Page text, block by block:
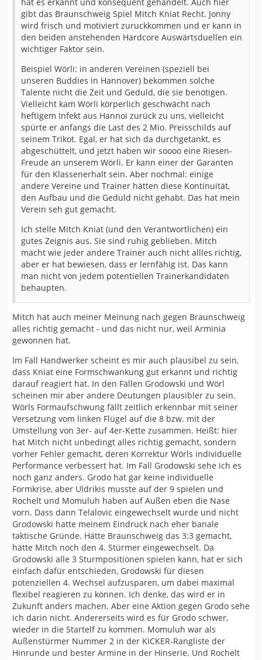
gibt das Braunschweig Spiel Mitch Kniat Recht. Jonny
wird frisch und motiviert zuruckkommen und er kann in
den beiden anstehenden Hardcore Auswärtsduellen ein
wichtiger Faktor sein.
Beispiel Wörli: in anderen Vereinen (speziell bei
unseren Buddies in Hannover) bekommen solche
Talente nicht die Zeit und Geduld, die sie benötigen.
Vielleicht kam Wörli körperlich geschwächt nach
heftigem Infekt aus Hannoi zurück zu uns, vielleicht
spürte er anfangs die Last des 2 Mio. Preisschilds auf
seinem Trikot. Egal, er hat sich da durchgetankt, es
abgeschüttelt, und jetzt haben wir soooo eine Riesen-
Freude an unserem Wörli. Er kann einer der Garanten
für den Klassenerhalt sein. Aber nochmal: einige
andere Vereine und Trainer hätten diese Kontinuität,
den Aufbau und die Geduld nicht gehabt. Das hat mein
Verein seh gut gemacht.
Ich stelle Mitch Kniat (und den Verantwortlichen) ein
gutes Zeignis aus. Sie sind ruhig geblieben. Mitch
macht wie jeder andere Trainer auch nicht allles richtig,
aber er hat bewiesen, dass er lernfähig ist. Das kann
man nicht von jedem potentiellen Trainerkandidaten
behaupten.
Mitch hat auch meiner Meinung nach gegen Braunschweig
alles richtig gemacht - und das nicht nur, weil Arminia
gewonnen hat.
Im Fall Handwerker scheint es mir auch plausibel zu sein,
dass Kniat eine Formschwankung gut erkannt und richtig
darauf reagiert hat. In den Fällen Grodowski und Wörl
scheinen mir aber andere Deutungen plausibler zu sein.
Wörls Formaufschwung fällt zeitlich erkennbar mit seiner
Versetzung vom linken Flügel auf die 8 bzw. mit der
Umstellung von 3er- auf 4er-Kette zusammen. Heißt: hier
hat Mitch nicht unbedingt alles richtig gemacht, sondern
vorher Fehler gemacht, deren Korrektur Wörls individuelle
Performance verbessert hat. Im Fall Grodowski sehe ich es
noch ganz anders. Grodo hat gar keine individuelle
Formkrise, aber Uldrikis musste auf der 9 spielen und
Rochelt und Momuluh haben auf Außen eben die Nase
vorn. Dass dann Telalovic eingewechselt wurde und nicht
Grodowski hatte meinem Eindruck nach eher banale
taktische Gründe. Hätte Braunschweig das 3:3 gemacht,
hätte Mitch noch den 4. Stürmer eingewechselt. Da
Grodowski alle 3 Sturmpositionen spielen kann, hat er sich
einfach dafür entschieden, Grodowski für diesen
potenziellen 4. Wechsel aufzusparen, um dabei maximal
flexibel reagieren zu können. Ich denke, das wird er in
Zukunft anders machen. Aber eine Aktion gegen Grodo sehe
ich darin nicht. Andererseits wird es für Grodo schwer,
wieder in die Startelf zu kommen. Momuluh war als
Außenstürmer Nummer 2 in der KICKER-Rangliste der
Hinrunde und bester Armine in der Hinserie. Und Rochelt